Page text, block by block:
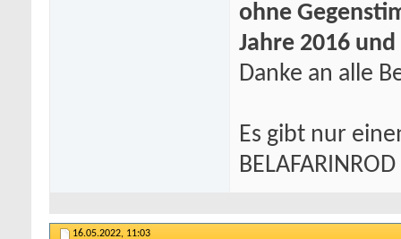
ohne
Jahre 2016 und
Danke an alle
Es gibt nur
BELAFARINROD
16.05.2022, 11:03